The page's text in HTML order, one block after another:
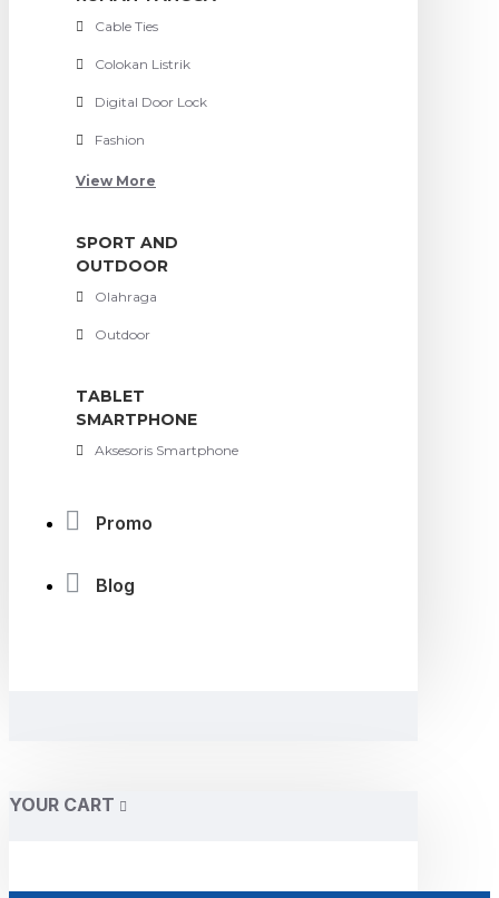
Cable Ties
Colokan Listrik
Digital Door Lock
Fashion
View More
SPORT AND
OUTDOOR
Olahraga
Outdoor
TABLET
SMARTPHONE
Aksesoris Smartphone
Promo
Blog
YOUR CART